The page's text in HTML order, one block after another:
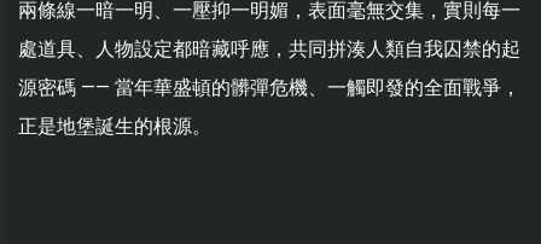
兩條線一暗一明、一壓抑一明媚，表面毫無交集，實則每一
處道具、人物設定都暗藏呼應，共同拼湊人類自我囚禁的起
源密碼 —— 當年華盛頓的髒彈危機、一觸即發的全面戰爭，
正是地堡誕生的根源。